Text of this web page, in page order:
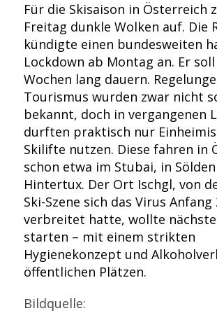
Für die Skisaison in Österreich
Freitag dunkle Wolken auf. Die
kündigte einen bundesweiten
Lockdown ab Montag an. Er
Wochen lang dauern.
Tourismus wurden zwar nicht
bekannt, doch in vergangenen
durften praktisch nur
Skilifte nutzen. Diese fahren in
schon etwa im Stubai, in
Hintertux. Der Ort Ischgl, von
Ski-Szene sich das Virus
verbreitet hatte, wollte nächste
starten – mit einem strikten
Hygienekonzept und
öffentlichen Plätzen.
Bildquelle: